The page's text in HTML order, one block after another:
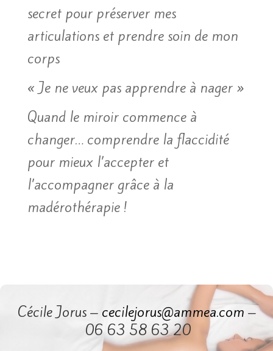
secret pour préserver mes
articulations et prendre soin de mon
corps
« Je ne veux pas apprendre à nager »
Quand le miroir commence à
changer… comprendre la flaccidité
pour mieux l’accepter et
l’accompagner grâce à la
madérothérapie !
Cécile Jorus – cecilejorus@ammea.com –
06 63 58 63 20